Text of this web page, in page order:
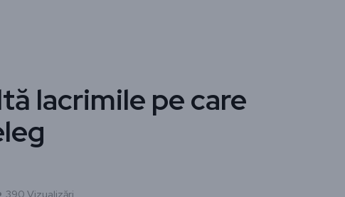
lacrimile pe care
390 Vizualizări